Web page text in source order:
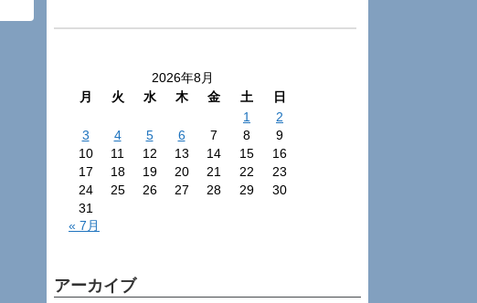
2026年8月
月
火 水 木 金 土
日
1
2
3
4 5 6 7 8
9
10
11 12 13 14 15
16
17
18 19 20 21 22
23
24
25 26 27 28 29
30
31
« 7月
アーカイブ